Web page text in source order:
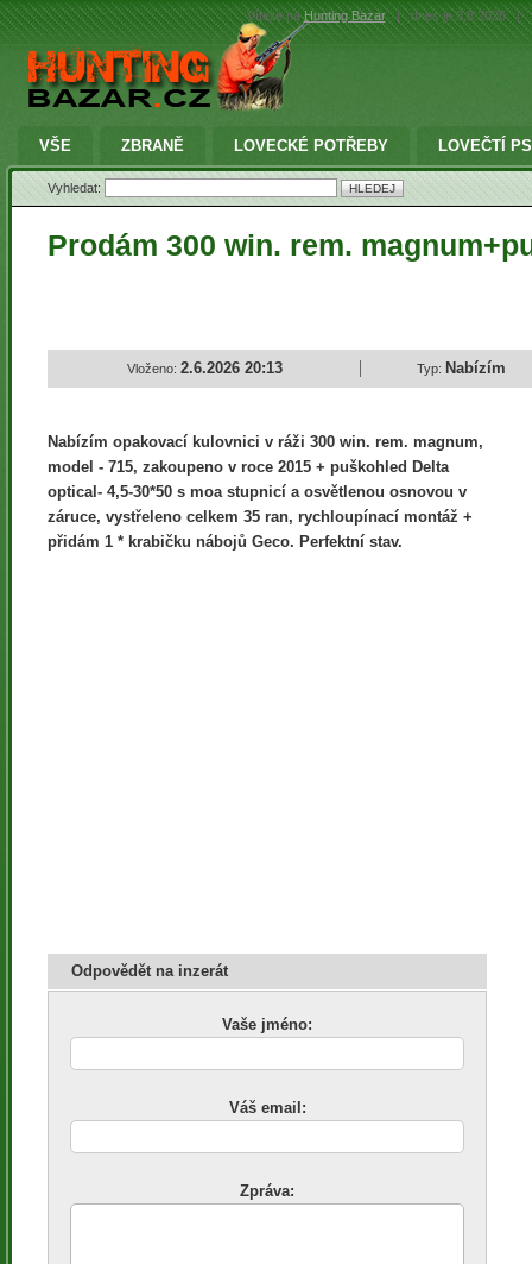
Vítejte naHunting Bazar | dnes je 8.8.2026 |
VŠE ZBRANĚ LOVECKÉ POTŘEBY LOVEČTÍ
Vyhledat:
Prodám 300 win. rem.
Vloženo: 2.6.2026 20:13 Typ: Nabízím
Nabízím opakovací kulovnici v ráži 300 win. rem. magnum,
model - 715, zakoupeno v roce 2015 + puškohled Delta
optical- 4,5-30*50 s moa stupnicí a osvětlenou osnovou v
záruce, vystřeleno celkem 35 ran, rychloupínací montáž +
přidám 1 * krabičku nábojů Geco. Perfektní stav.
Odpovědět na inzerát
Vaše jméno:
Váš email:
Zpráva: